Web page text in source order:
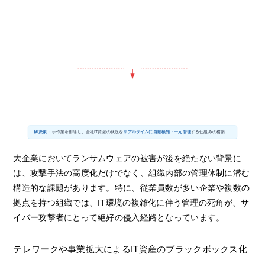
解決策： 手作業を排除し、全社IT資産の状況を リアルタイムに自動検知・一元管理する仕組みの構築
大企業においてランサムウェアの被害が後を絶たない背景に
は、攻撃手法の高度化だけでなく、組織内部の管理体制に潜む
構造的な課題があります。特に、従業員数が多い企業や複数の
拠点を持つ組織では、IT環境の複雑化に伴う管理の死角が、サ
イバー攻撃者にとって絶好の侵入経路となっています。
テレワークや事業拡大によるIT資産のブラックボックス化